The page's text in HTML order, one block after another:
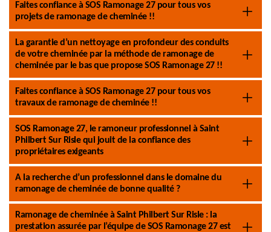
Faites confiance à SOS Ramonage 27 pour tous vos
projets de ramonage de cheminée !!
La garantie d’un nettoyage en profondeur des conduits
de votre cheminée par la méthode de ramonage de
cheminée par le bas que propose SOS Ramonage 27 !!
Faites confiance à SOS Ramonage 27 pour tous vos
travaux de ramonage de cheminée !!
SOS Ramonage 27, le ramoneur professionnel à Saint
Philbert Sur Risle qui jouit de la confiance des
propriétaires exigeants
A la recherche d’un professionnel dans le domaine du
ramonage de cheminée de bonne qualité ?
Ramonage de cheminée à Saint Philbert Sur Risle : la
prestation assurée par l’équipe de SOS Ramonage 27 est